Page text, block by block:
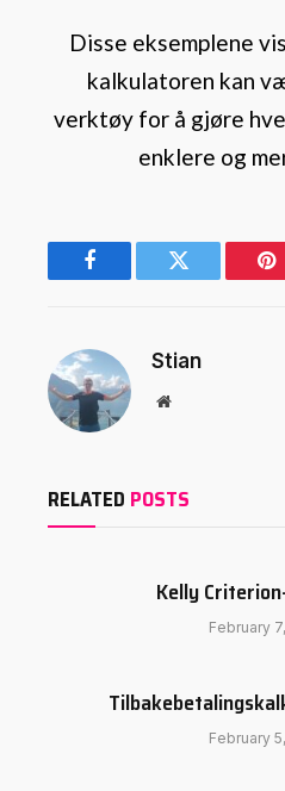
Disse eksemplene
kalkulatoren kan
verktøy for å gjøre
enklere og
Facebook Twitter
Stian
Website
RELATED POSTS
Kelly
February
February